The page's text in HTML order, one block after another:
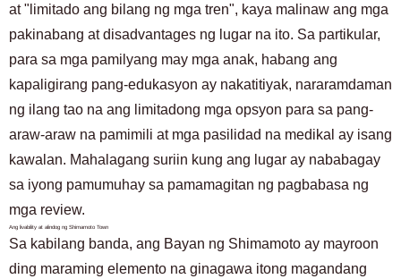
at "limitado ang bilang ng mga tren", kaya malinaw ang mga
pakinabang at disadvantages ng lugar na ito. Sa partikular,
para sa mga pamilyang may mga anak, habang ang
kapaligirang pang-edukasyon ay nakatitiyak, nararamdaman
ng ilang tao na ang limitadong mga opsyon para sa pang-
araw-araw na pamimili at mga pasilidad na medikal ay isang
kawalan. Mahalagang suriin kung ang lugar ay nababagay
sa iyong pamumuhay sa pamamagitan ng pagbabasa ng
mga review.
Ang livability at alindog ng Shimamoto Town
Sa kabilang banda, ang Bayan ng Shimamoto ay mayroon
ding maraming elemento na ginagawa itong magandang